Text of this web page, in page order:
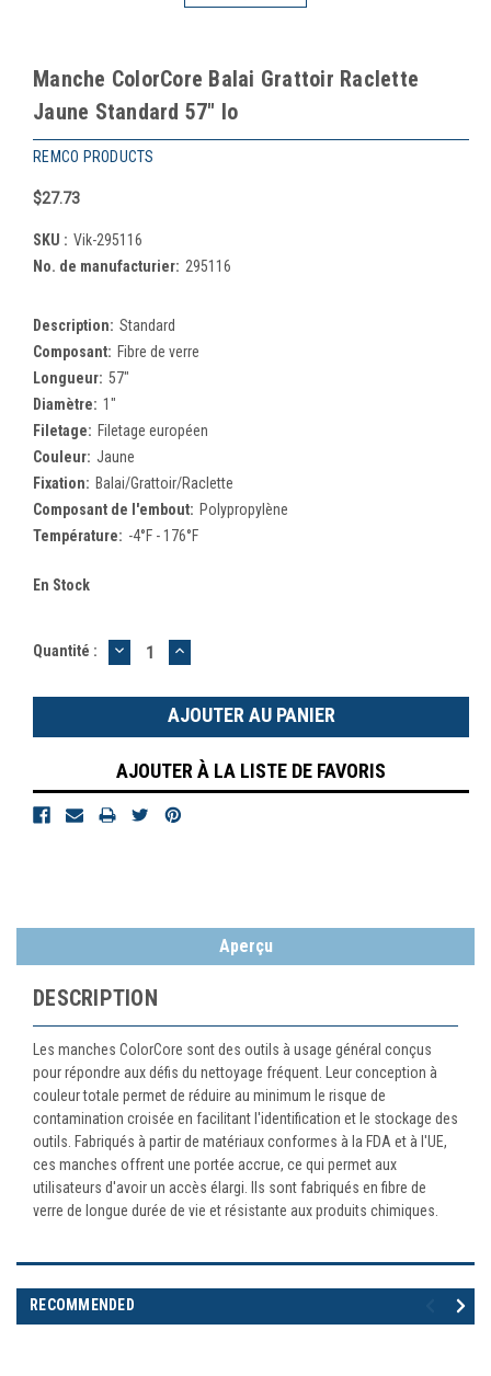
Manche ColorCore Balai Grattoir Raclette
Jaune Standard 57" lo
REMCO PRODUCTS
$27.73
SKU : Vik-295116
No. de manufacturier: 295116
Description: Standard
Composant: Fibre de verre
Longueur: 57"
Diamètre: 1"
Filetage: Filetage européen
Couleur: Jaune
Fixation: Balai/Grattoir/Raclette
Composant de l'embout: Polypropylène
Température: -4°F - 176°F
En Stock
Quantité : DIMINUER
LA
:
AUGMENTER
LA
:
AJOUTER À LA LISTE DE FAVORIS
Aperçu
DESCRIPTION
Les manches ColorCore sont des outils à usage général conçus
pour répondre aux défis du nettoyage fréquent. Leur conception à
couleur totale permet de réduire au minimum le risque de
contamination croisée en facilitant l'identification et le stockage des
outils. Fabriqués à partir de matériaux conformes à la FDA et à l'UE,
ces manches offrent une portée accrue, ce qui permet aux
utilisateurs d'avoir un accès élargi. Ils sont fabriqués en fibre de
verre de longue durée de vie et résistante aux produits chimiques.
RECOMMENDED